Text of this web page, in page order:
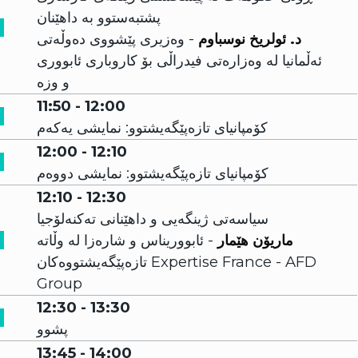
پشتبەستوو بە داهێنان
د. ئولریخ نوسباوم - وەزیری پێشووی دەوڵەتی
ئەڵمانیا لە وەزارەتی فیدراڵی بۆ کاروباری ئابووری
و وزە
11:50 - 12:00
کۆمپانیای تازەپێگەیشتوو: نمایشی یەکەم
12:00 - 12:10
کۆمپانیای تازەپێگەیشتوو: نمایشی دووەم
12:10 - 12:30
سیاسەتی ژینگەیی و داهێنانی تەکنەلۆجیا
ماریۆن هێمار - ئابووریناس و شارەزا لە وڵاتە
تازەپێگەیشتووەکان Expertise France - AFD
Group
12:30 - 13:30
پشوو
13:45 - 14:00